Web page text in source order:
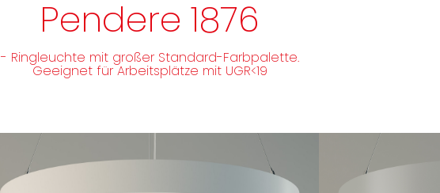
Pendere 1876
- Ringleuchte mit großer Standard-Farbpalette.
Geeignet für Arbeitsplätze mit UGR<19